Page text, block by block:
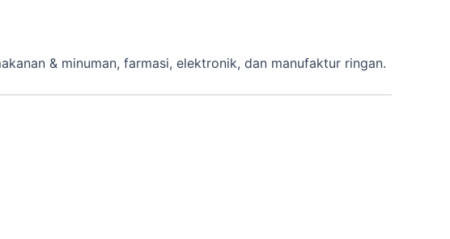
& minuman, farmasi, elektronik, dan manufaktur ringan.